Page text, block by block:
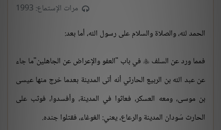
مرات الإستماع: 1993
الحمد لله، والصلاة والسلام على رسول الله، أما بعد:
فمما ورد عن السلف  في باب "العفو والإعراض عن الجاهلين"ما جاء
عن عبد الله بن الربيع الحارثي أنه أتى المدينة بعدما خرج منها عيسى
بن موسى، ومعه العسكر، فعاثوا في المدينة، وأفسدوا، فوثب على
الحارث سُودان المدينة والرعاع، يعني: الغوغاء، فقتلوا جنده.